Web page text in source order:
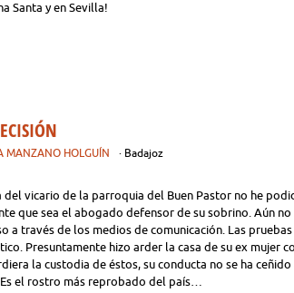
Santa y en Sevilla!
MANZANO HOLGUÍN · Badajoz
del vicario de la parroquia del Buen Pastor no he
que sea el abogado defensor de su sobrino. Aún
a través de los medios de comunicación. Las
Presuntamente hizo arder la casa de su ex mujer
la custodia de éstos, su conducta no se ha
el rostro más reprobado del país…